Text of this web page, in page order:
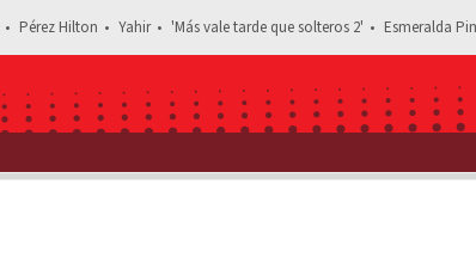
Pérez Hilton Yahir 'Más vale tarde que solteros 2' Esmeralda
Estás leyendo: ¡Eran mejores